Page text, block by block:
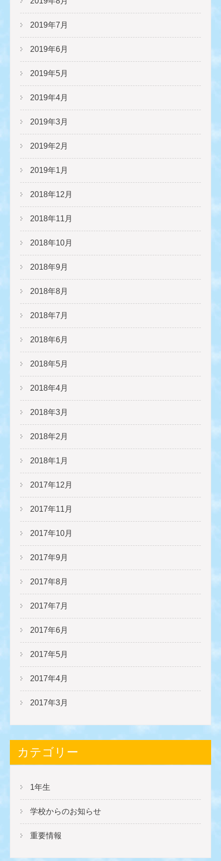
2019年7月
2019年6月
2019年5月
2019年4月
2019年3月
2019年2月
2019年1月
2018年12月
2018年11月
2018年10月
2018年9月
2018年8月
2018年7月
2018年6月
2018年5月
2018年4月
2018年3月
2018年2月
2018年1月
2017年12月
2017年11月
2017年10月
2017年9月
2017年8月
2017年7月
2017年6月
2017年5月
2017年4月
2017年3月
カテゴリー
1年生
学校からのお知らせ
重要情報